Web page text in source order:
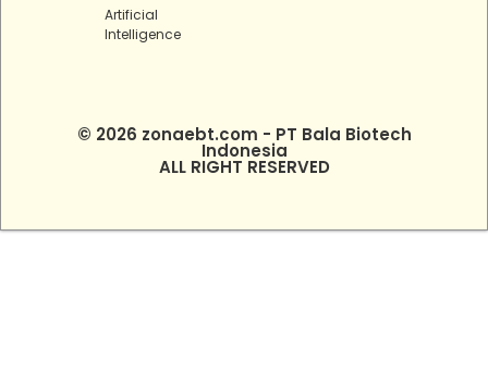
Artificial
Intelligence
© 2026 zonaebt.com - PT Bala Biotech
Indonesia
ALL RIGHT RESERVED